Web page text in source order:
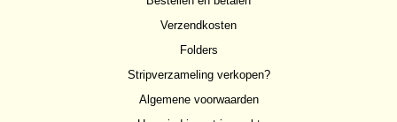
Verzendkosten
Folders
Stripverzameling verkopen?
Algemene voorwaarden